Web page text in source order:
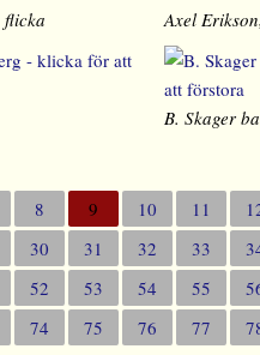
flicka Axel
B. Skager
8 9 10 11
30 31 32 33
52 53 54 55
74 75 76 77